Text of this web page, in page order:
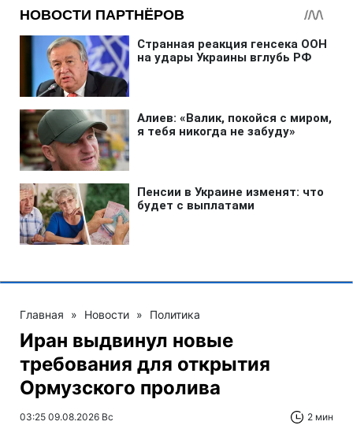
Главная » Новости » Политика
Иран выдвинул новые
требования для открытия
Ормузского пролива
03:25 09.08.2026 Вс 2 мин